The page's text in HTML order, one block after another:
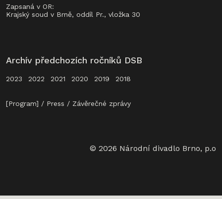
Zapsaná v OR:
Krajský soud v Brně, oddíl Pr., vložka 30
Archív předchozích ročníků DSB
2023 2022 2021 2020 2019 2018
[Program] Press Závěrečné zprávy
© 2026 Národní divadlo Brno, p.o